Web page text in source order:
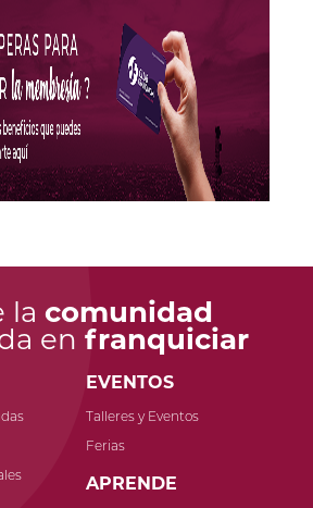
la comunidad
en franquiciar
EVENTOS
Talleres y Eventos
Ferias
APRENDE